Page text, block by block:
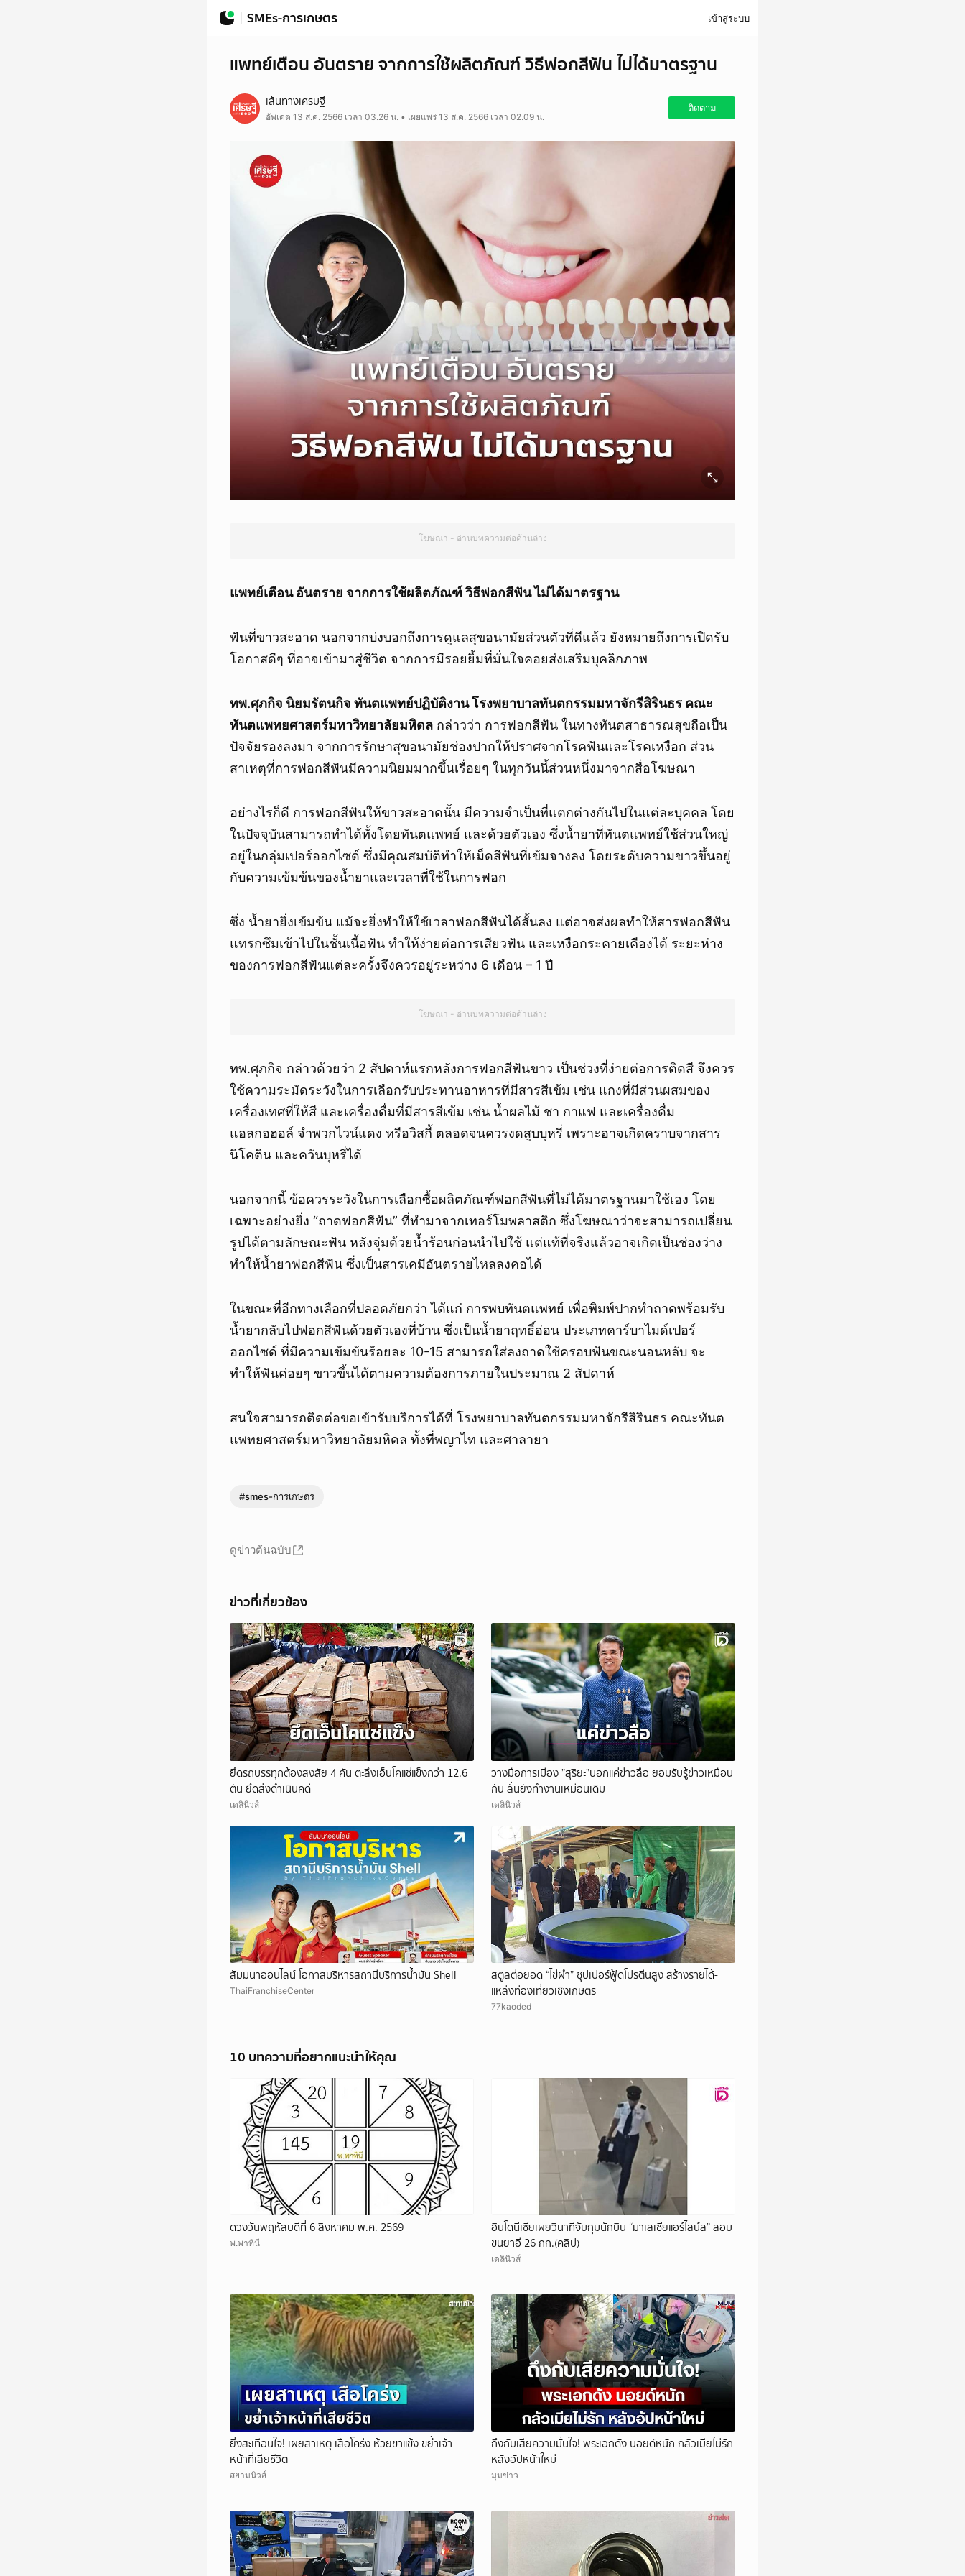
SMEs-การเกษตร เข้าสู่ระบบ
แพทย์เตือน อันตราย จากการใช้ผลิตภัณฑ์ วิธีฟอกสีฟัน ไม่ได้มาตรฐาน
เส้นทางเศรษฐี
อัพเดต 13 ส.ค. 2566 เวลา 03.26 น. • เผยแพร่ 13 ส.ค. 2566 เวลา 02.09 น.
ติดตาม
โฆษณา - อ่านบทความต่อด้านล่าง
แพทย์เตือน อันตราย จากการใช้ผลิตภัณฑ์ วิธีฟอกสีฟัน ไม่ได้มาตรฐาน
ฟันที่ขาวสะอาด นอกจากบ่งบอกถึงการดูแลสุขอนามัยส่วนตัวที่ดีแล้ว ยังหมายถึงการเปิดรับ
โอกาสดีๆ ที่อาจเข้ามาสู่ชีวิต จากการมีรอยยิ้มที่มั่นใจคอยส่งเสริมบุคลิกภาพ
ทพ.ศุภกิจ นิยมรัตนกิจ ทันตแพทย์ปฏิบัติงาน โรงพยาบาลทันตกรรมมหาจักรีสิรินธร คณะ
ทันตแพทยศาสตร์มหาวิทยาลัยมหิดล กล่าวว่า การฟอกสีฟัน ในทางทันตสาธารณสุขถือเป็น
ปัจจัยรองลงมา จากการรักษาสุขอนามัยช่องปากให้ปราศจากโรคฟันและโรคเหงือก ส่วน
สาเหตุที่การฟอกสีฟันมีความนิยมมากขึ้นเรื่อยๆ ในทุกวันนี้ส่วนหนึ่งมาจากสื่อโฆษณา
อย่างไรก็ดี การฟอกสีฟันให้ขาวสะอาดนั้น มีความจำเป็นที่แตกต่างกันไปในแต่ละบุคคล โดย
ในปัจจุบันสามารถทำได้ทั้งโดยทันตแพทย์ และด้วยตัวเอง ซึ่งน้ำยาที่ทันตแพทย์ใช้ส่วนใหญ่
อยู่ในกลุ่มเปอร์ออกไซด์ ซึ่งมีคุณสมบัติทำให้เม็ดสีฟันที่เข้มจางลง โดยระดับความขาวขึ้นอยู่
กับความเข้มข้นของน้ำยาและเวลาที่ใช้ในการฟอก
ซึ่ง น้ำยายิ่งเข้มข้น แม้จะยิ่งทำให้ใช้เวลาฟอกสีฟันได้สั้นลง แต่อาจส่งผลทำให้สารฟอกสีฟัน
แทรกซึมเข้าไปในชั้นเนื้อฟัน ทำให้ง่ายต่อการเสียวฟัน และเหงือกระคายเคืองได้ ระยะห่าง
ของการฟอกสีฟันแต่ละครั้งจึงควรอยู่ระหว่าง 6 เดือน – 1 ปี
โฆษณา - อ่านบทความต่อด้านล่าง
ทพ.ศุภกิจ กล่าวด้วยว่า 2 สัปดาห์แรกหลังการฟอกสีฟันขาว เป็นช่วงที่ง่ายต่อการติดสี จึงควร
ใช้ความระมัดระวังในการเลือกรับประทานอาหารที่มีสารสีเข้ม เช่น แกงที่มีส่วนผสมของ
เครื่องเทศที่ให้สี และเครื่องดื่มที่มีสารสีเข้ม เช่น น้ำผลไม้ ชา กาแฟ และเครื่องดื่ม
แอลกอฮอล์ จำพวกไวน์แดง หรือวิสกี้ ตลอดจนควรงดสูบบุหรี่ เพราะอาจเกิดคราบจากสาร
นิโคติน และควันบุหรี่ได้
นอกจากนี้ ข้อควรระวังในการเลือกซื้อผลิตภัณฑ์ฟอกสีฟันที่ไม่ได้มาตรฐานมาใช้เอง โดย
เฉพาะอย่างยิ่ง “ถาดฟอกสีฟัน” ที่ทำมาจากเทอร์โมพลาสติก ซึ่งโฆษณาว่าจะสามารถเปลี่ยน
รูปได้ตามลักษณะฟัน หลังจุ่มด้วยน้ำร้อนก่อนนำไปใช้ แต่แท้ที่จริงแล้วอาจเกิดเป็นช่องว่าง
ทำให้น้ำยาฟอกสีฟัน ซึ่งเป็นสารเคมีอันตรายไหลลงคอได้
ในขณะที่อีกทางเลือกที่ปลอดภัยกว่า ได้แก่ การพบทันตแพทย์ เพื่อพิมพ์ปากทำถาดพร้อมรับ
น้ำยากลับไปฟอกสีฟันด้วยตัวเองที่บ้าน ซึ่งเป็นน้ำยาฤทธิ์อ่อน ประเภทคาร์บาไมด์เปอร์
ออกไซด์ ที่มีความเข้มข้นร้อยละ 10-15 สามารถใส่ลงถาดใช้ครอบฟันขณะนอนหลับ จะ
ทำให้ฟันค่อยๆ ขาวขึ้นได้ตามความต้องการภายในประมาณ 2 สัปดาห์
สนใจสามารถติดต่อขอเข้ารับบริการได้ที่ โรงพยาบาลทันตกรรมมหาจักรีสิรินธร คณะทันต
แพทยศาสตร์มหาวิทยาลัยมหิดล ทั้งที่พญาไท และศาลายา
#smes-การเกษตร
ดูข่าวต้นฉบับ
ข่าวที่เกี่ยวข้อง
ยึดรถบรรทุกต้องสงสัย 4 คัน ตะลึงเอ็นโคแช่แข็งกว่า 12.6
ตัน ยึดส่งดำเนินคดี
เดลินิวส์
วางมือการเมือง ”สุริยะ”บอกแค่ข่าวลือ ยอมรับรู้ข่าวเหมือน
กัน ลั่นยังทำงานเหมือนเดิม
เดลินิวส์
สัมมนาออนไลน์ โอกาสบริหารสถานีบริการน้ำมัน Shell
ThaiFranchiseCenter
สตูลต่อยอด “ไข่ผำ” ซุปเปอร์ฟู้ดโปรตีนสูง สร้างรายได้-
แหล่งท่องเที่ยวเชิงเกษตร
77kaoded
10 บทความที่อยากแนะนำให้คุณ
ดวงวันพฤหัสบดีที่ 6 สิงหาคม พ.ศ. 2569
พ.พาทินี
อินโดนีเซียเผยวินาทีจับกุมนักบิน “มาเลเซียแอร์ไลน์ส” ลอบ
ขนยาอี 26 กก.(คลิป)
เดลินิวส์
ยิ่งสะเทือนใจ! เผยสาเหตุ เสือโคร่ง ห้วยขาแข้ง ขย้ำเจ้า
หน้าที่เสียชีวิต
สยามนิวส์
ถึงกับเสียความมั่นใจ! พระเอกดัง นอยด์หนัก กลัวเมียไม่รัก
หลังอัปหน้าใหม่
มุมข่าว
ยกเลิก